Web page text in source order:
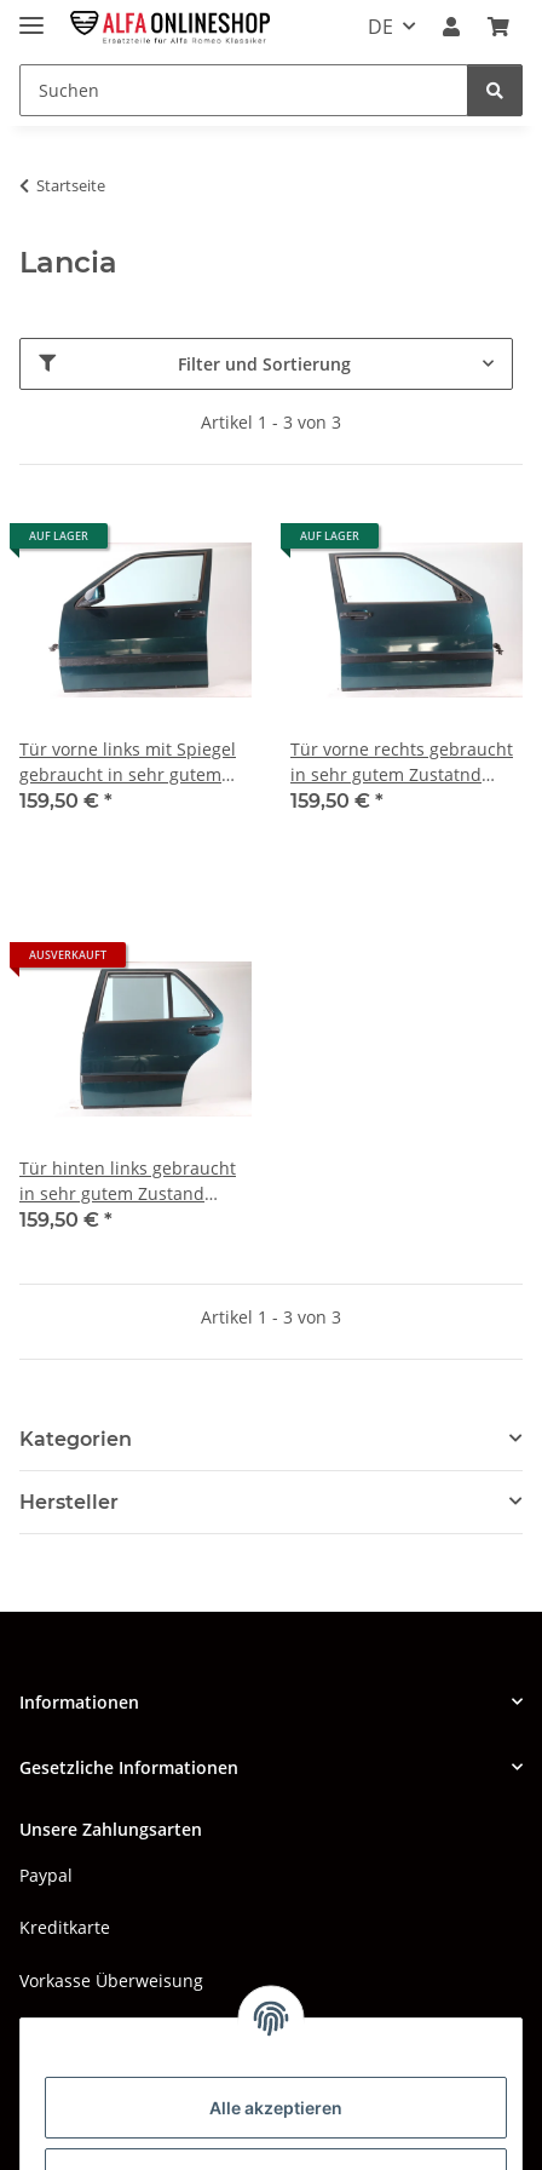
Alle akzeptieren
DE
Startseite
Lancia
Filter und Sortierung
Artikel 1 - 3 von 3
AUF LAGER
Tür vorne links mit Spiegel
gebraucht in sehr gutem
Zustand Lancia Thema(ggf.
159,50 € *
AUF LAGER
Tür vorne rechts gebraucht
in sehr gutem Zustatnd
Lancia Thema
159,50 € *
AUSVERKAUFT
Tür hinten links gebraucht
in sehr gutem Zustand
Lancia Thema
159,50 € *
Artikel 1 - 3 von 3
Kategorien
Hersteller
Informationen
Gesetzliche Informationen
Unsere Zahlungsarten
Paypal
Kreditkarte
Vorkasse Überweisung
Wir versenden mit